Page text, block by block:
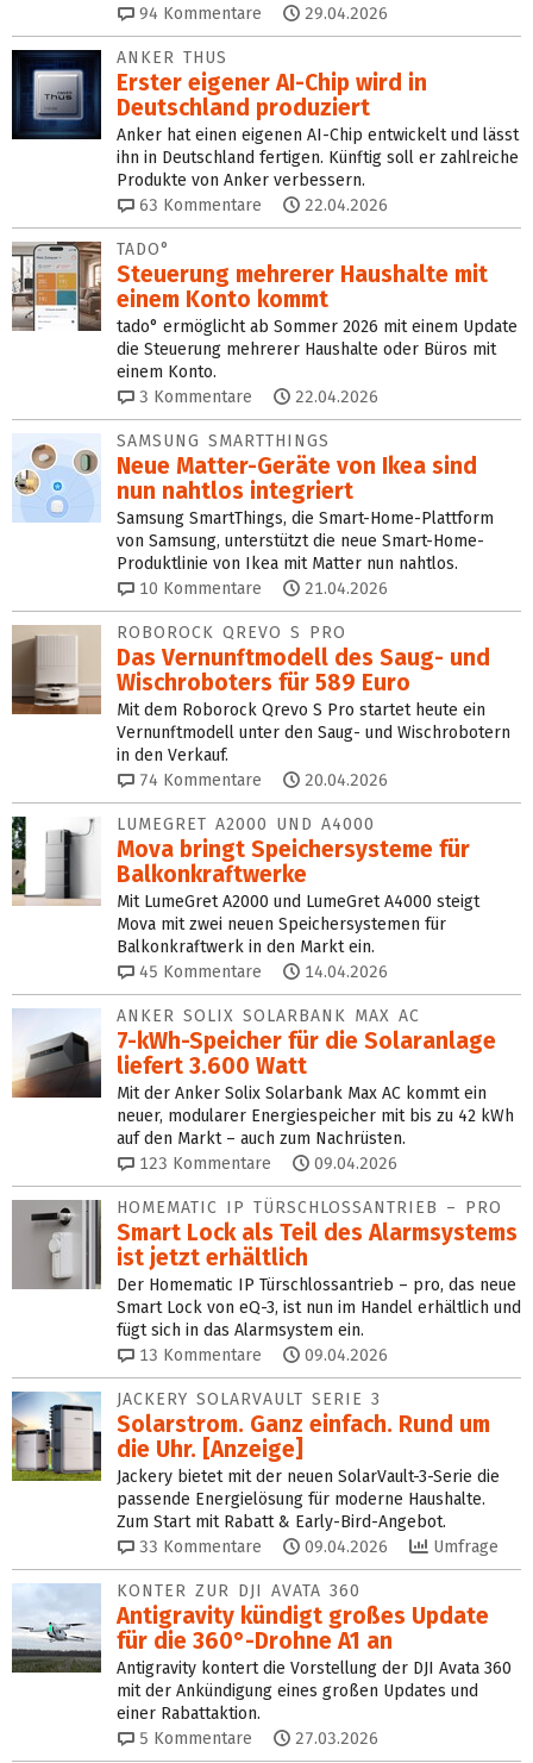
94 Kommentare 29.04.2026
ANKER THUS
Erster eigener AI-Chip wird in
Deutschland produziert
Anker hat einen eigenen AI-Chip entwickelt und lässt
ihn in Deutschland fertigen. Künftig soll er zahlreiche
Produkte von Anker verbessern.
63 Kommentare 22.04.2026
TADO°
Steuerung mehrerer Haushalte mit
einem Konto kommt
tado° ermöglicht ab Sommer 2026 mit einem Update
die Steuerung mehrerer Haushalte oder Büros mit
einem Konto.
3 Kommentare 22.04.2026
SAMSUNG SMARTTHINGS
Neue Matter-Geräte von Ikea sind
nun nahtlos integriert
Samsung SmartThings, die Smart-Home-Plattform
von Samsung, unterstützt die neue Smart-Home-
Produktlinie von Ikea mit Matter nun nahtlos.
10 Kommentare 21.04.2026
ROBOROCK QREVO S PRO
Das Vernunftmodell des Saug- und
Wischroboters für 589 Euro
Mit dem Roborock Qrevo S Pro startet heute ein
Vernunftmodell unter den Saug- und Wischrobotern
in den Verkauf.
74 Kommentare 20.04.2026
LUMEGRET A2000 UND A4000
Mova bringt Speichersysteme für
Balkonkraftwerke
Mit LumeGret A2000 und LumeGret A4000 steigt
Mova mit zwei neuen Speichersystemen für
Balkonkraftwerk in den Markt ein.
45 Kommentare 14.04.2026
ANKER SOLIX SOLARBANK MAX AC
7-kWh-Speicher für die Solaranlage
liefert 3.600 Watt
Mit der Anker Solix Solarbank Max AC kommt ein
neuer, modularer Energiespeicher mit bis zu 42 kWh
auf den Markt – auch zum Nachrüsten.
123 Kommentare 09.04.2026
HOMEMATIC IP TÜRSCHLOSSANTRIEB – PRO
Smart Lock als Teil des Alarmsystems
ist jetzt erhältlich
Der Homematic IP Türschlossantrieb – pro, das neue
Smart Lock von eQ-3, ist nun im Handel erhältlich und
fügt sich in das Alarmsystem ein.
13 Kommentare 09.04.2026
JACKERY SOLARVAULT SERIE 3
Solarstrom. Ganz einfach. Rund um
die Uhr. [Anzeige]
Jackery bietet mit der neuen SolarVault-3-Serie die
passende Energielösung für moderne Haushalte.
Zum Start mit Rabatt & Early-Bird-Angebot.
33 Kommentare 09.04.2026 Umfrage
KONTER ZUR DJI AVATA 360
Antigravity kündigt großes Update
für die 360°-Drohne A1 an
Antigravity kontert die Vorstellung der DJI Avata 360
mit der Ankündigung eines großen Updates und
einer Rabattaktion.
5 Kommentare 27.03.2026